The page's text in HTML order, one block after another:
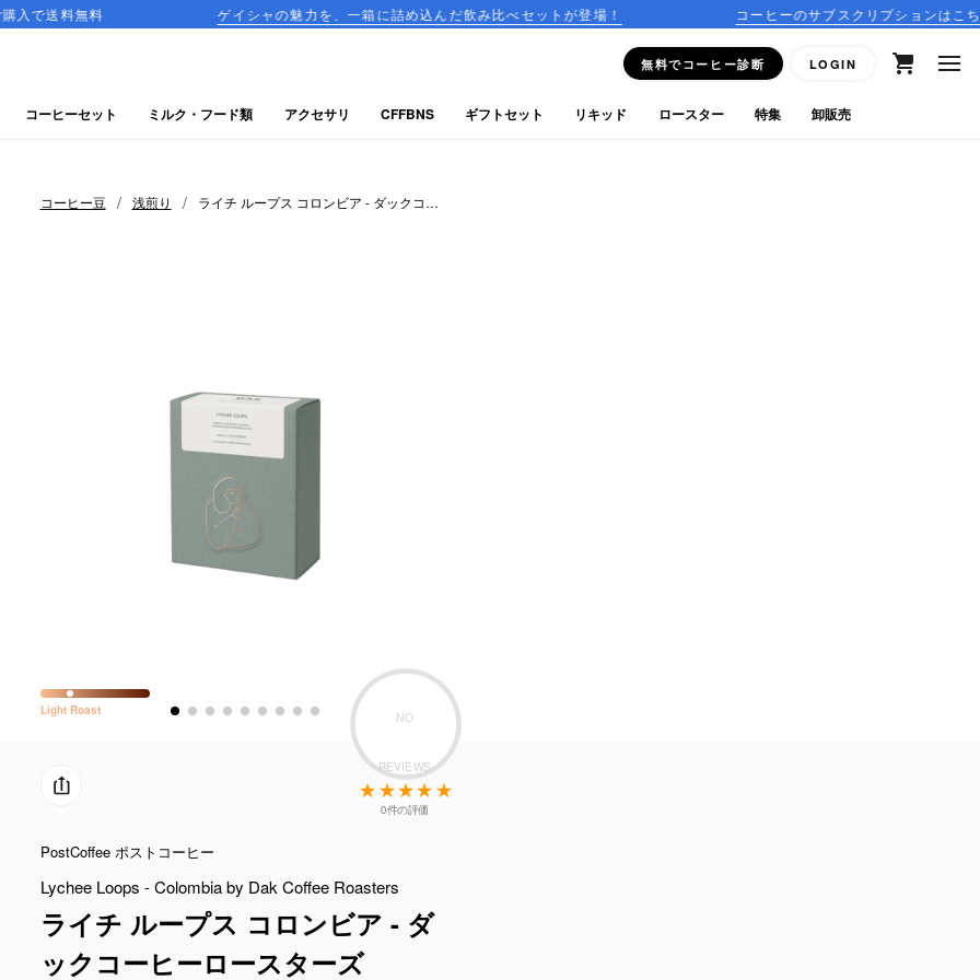
ゲイシャの魅力を、一箱に詰め込んだ飲み比べセットが登場！ コーヒーのサブスクリプションはこちら
無料でコーヒー診断 LOGIN
コーヒー豆 / 浅煎り / ライチ ループス コロンビア - ダックコー
ヒーロースターズ
LightRoast NO
REVIEWS
0件の評価
PostCoffee ポストコーヒー
Lychee Loops - Colombia by Dak Coffee Roasters
ライチ ループス コロンビア - ダ
ックコーヒーロースターズ
コーヒーセット ミルク・フード類 アクセサリ CFFBNS ギフトセット リキッド ロースター 特集 卸販売